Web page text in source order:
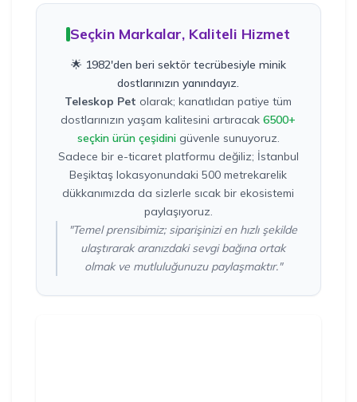
Seçkin Markalar, Kaliteli Hizmet
🌟 1982'den beri sektör tecrübesiyle minik
dostlarınızın yanındayız.
Teleskop Pet olarak; kanatlıdan patiye tüm
dostlarınızın yaşam kalitesini artıracak6500+
seçkin ürün çeşidinigüvenle sunuyoruz.
Sadece bir e-ticaret platformu değiliz; İstanbul
Beşiktaş lokasyonundaki 500 metrekarelik
dükkanımızda da sizlerle sıcak bir ekosistemi
paylaşıyoruz.
"Temel prensibimiz; siparişinizi en hızlı şekilde
ulaştırarak aranızdaki sevgi bağına ortak
olmak ve mutluluğunuzu paylaşmaktır."